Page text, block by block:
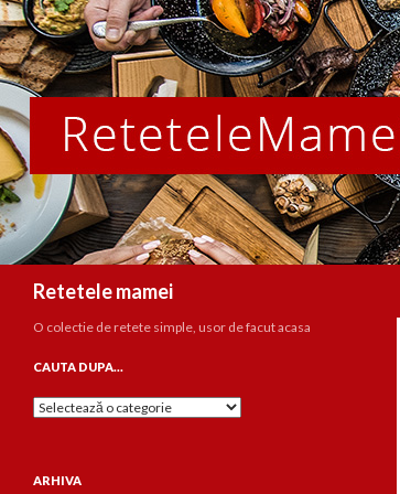
Retetele mamei
O colectie de retete simple, usor de facut acasa
CAUTA DUPA…
Cauta
ARHIVA